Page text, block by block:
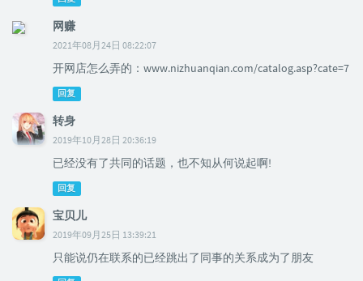
网赚
2021年08月24日 08:22:07
开网店怎么弄的：www.nizhuanqian.com/catalog.asp?cate=7
回复
转身
2019年10月28日 20:36:19
已经没有了共同的话题，也不知从何说起啊!
回复
宝贝儿
2019年09月25日 13:39:21
只能说仍在联系的已经跳出了同事的关系成为了朋友